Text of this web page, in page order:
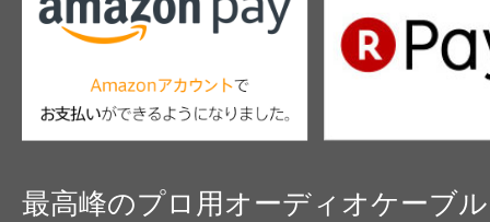
最高峰のプロ用オーディオケーブ